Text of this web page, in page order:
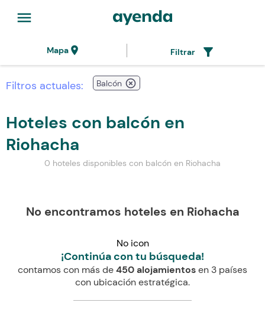
menu
Mapalocation_on Filtrar filter_alt
Filtros actuales: Balcón highlight_off
Hoteles con balcón en
Riohacha
0 hoteles disponibles con balcón en Riohacha
No encontramos hoteles en Riohacha
No icon
¡Continúa con tu búsqueda!
contamos con más de450 alojamientosen 3 países
con ubicación estratégica.